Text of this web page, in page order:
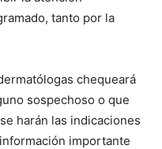
tanto por la
chequeará
sospechoso o que
harán las indicaciones
importante